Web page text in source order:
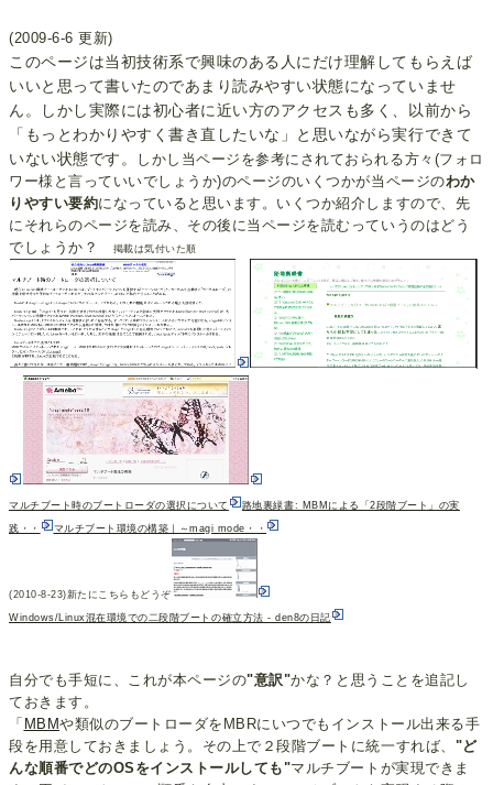
(2009-6-6 更新)
このページは当初技術系で興味のある人にだけ理解してもらえば
いいと思って書いたのであまり読みやすい状態になっていませ
ん。しかし実際には初心者に近い方のアクセスも多く、以前から
「もっとわかりやすく書き直したいな」と思いながら実行できて
いない状態です。
しかし当ページを参考にされておられる方々(フォロ
ワー様と言っていいでしょうか)のページのいくつかが当ページのわか
りやすい要約になっていると思います。いくつか紹介しますので、先
にそれらのページを読み、その後に当ページを読むっていうのはどう
でしょうか？
掲載は気付いた順
マルチブート時のブートローダの選択について 路地裏緑書: MBMによる「2段階ブート」の実
践・・ マルチブート環境の構築｜～magi mode・・
(2010-8-23)新たにこちらもどうぞ
Windows/Linux混在環境での二段階ブートの確立方法 - den8の日記
自分でも手短に、これが本ページの"意訳"かな？と思うことを追記し
ておきます。
「 MBMや類似のブートローダをMBRにいつでもインストール出来る手
段を用意しておきましょう。その上で２段階ブートに統一すれば、 "ど
んな順番でどのOSをインストールしても"マルチブートが実現できま